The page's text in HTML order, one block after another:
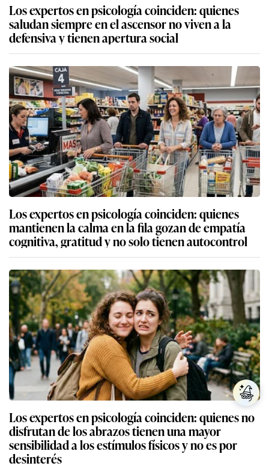
Los expertos en psicología coinciden: quienes
saludan siempre en el ascensor no viven a la
defensiva y tienen apertura social
Los expertos en psicología coinciden: quienes
mantienen la calma en la fila gozan de empatía
cognitiva, gratitud y no solo tienen autocontrol
Los expertos en psicología coinciden: quienes no
disfrutan de los abrazos tienen una mayor
sensibilidad a los estímulos físicos y no es por
desinterés